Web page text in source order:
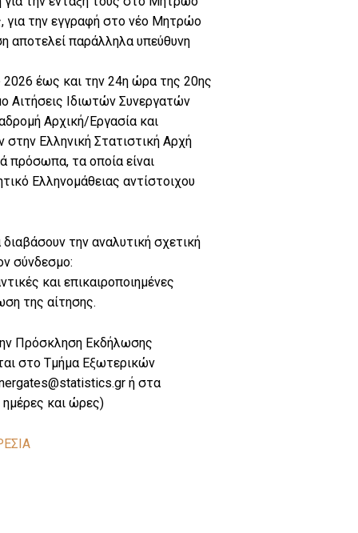
για την εγγραφή στο νέο Μητρώο
αποτελεί παράλληλα υπεύθυνη
έως και την 24η ώρα της 20ης
Αιτήσεις Ιδιωτών Συνεργατών
Αρχική/Εργασία και
Ελληνική Στατιστική Αρχή
πρόσωπα, τα οποία είναι
Ελληνομάθειας αντίστοιχου
την αναλυτική σχετική
σύνδεσμο:
και επικαιροποιημένες
της αίτησης.
Πρόσκληση Εκδήλωσης
στο Τμήμα Εξωτερικών
ή στα
και ώρες)